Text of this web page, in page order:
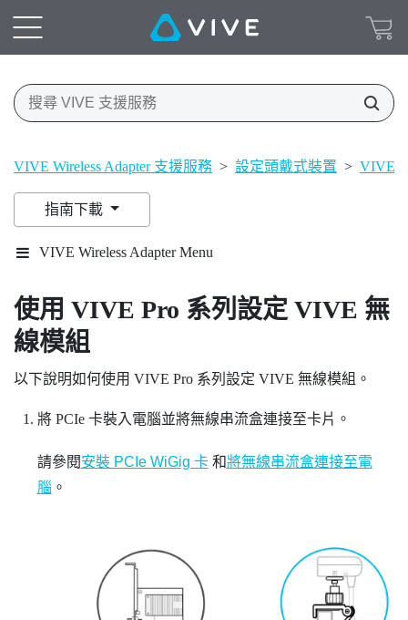
VIVE Wireless Adapter 支援服務 > 設定頭戴式裝置 > VIVE
指南下載
VIVE Wireless Adapter Menu
使用 VIVE Pro 系列設定VIVE 無
線模組
以下說明如何使用 VIVE Pro 系列設定 VIVE 無線模組 。
將 PCIe 卡裝入電腦並將無線串流盒連接至卡片。
請參閱安裝 PCIe WiGig 卡和將無線串流盒連接至電
腦 。